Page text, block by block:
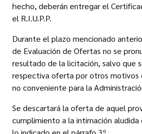
hecho, deberán entregar el
el R.I.U.P.P.
Durante el plazo mencionado
de Evaluación de Ofertas no se
resultado de la licitación, salvo que
respectiva oferta por otros motivos
no conveniente para la
Se descartará la oferta de aquel
cumplimiento a la intimación aludida